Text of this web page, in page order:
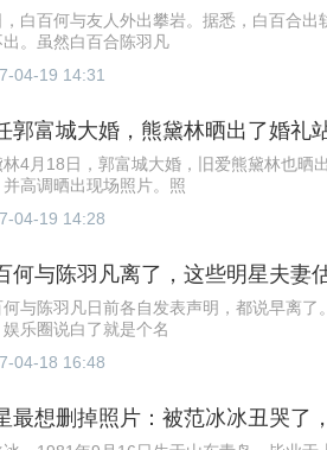
，白百何与友人外出攀岩。据悉，白百合
出。虽然白百合陈羽凡
04-19 14:31
郭富城大婚，熊黛林晒出了婚礼
林4月18日，郭富城大婚，旧爱熊黛林也晒
并高调晒出现场照片。照
04-19 14:28
何与陈羽凡离了，这些明星夫妻
何与陈羽凡日前各自发表声明，都说早离
娱乐圈说白了就是个名
04-18 16:48
最想删掉照片：被范冰冰丑哭了